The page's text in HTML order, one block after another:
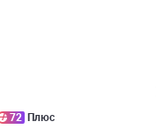
72 Плюс